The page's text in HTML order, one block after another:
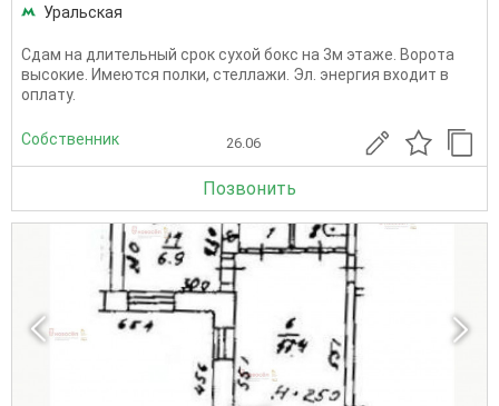
Уральская
Сдам на длительный срок сухой бокс на 3м этаже. Ворота
высокие. Имеются полки, стеллажи. Эл. энергия входит в
оплату.
Собственник 26.06
Позвонить